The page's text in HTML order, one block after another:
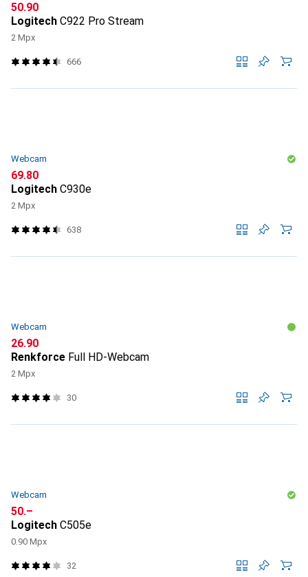
CHF
50.90
Logitech C922 Pro Stream
2 Mpx
666
Webcam
CHF
69.80
Logitech C930e
2 Mpx
638
Webcam
CHF
26.90
Renkforce Full HD-Webcam
2 Mpx
30
Webcam
CHF
50.–
Logitech C505e
0.90 Mpx
32